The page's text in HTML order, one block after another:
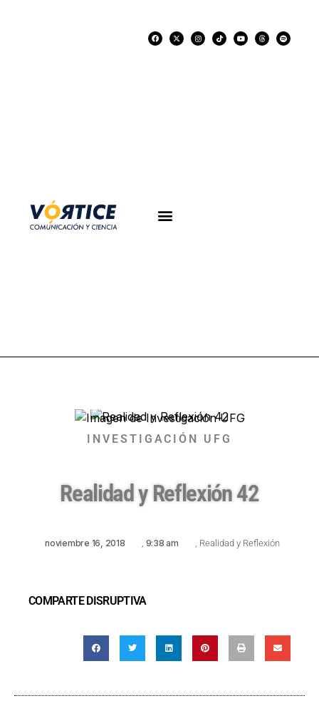
INVESTIGACIÓN UFG
Realidad y Reflexión 42
noviembre 16, 2018 , 9:38 am , Realidad y Reflexión
COMPARTE DISRUPTIVA